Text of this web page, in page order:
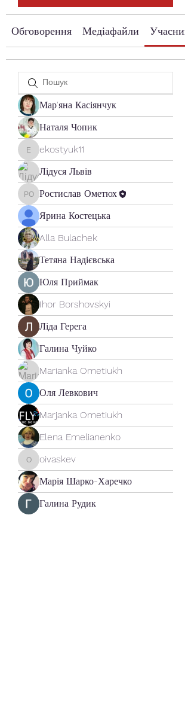
Обговорення Медіафайли Учасники
Мар'яна Касіянчук
Наталя Чопик
ekostyuk11
ekostyuk11
Лідуся Львів
Ростислав Ометюх
Ростислав Ометюх
Ярина Костецька
Alla Bulachek
Тетяна Надієвська
Юля Приймак
Ihor Borshovskyi
Ліда Герега
Галина Чуйко
Marianka Ometiukh
Оля Левкович
Marjanka Ometiukh
Elena Emelianenko
oivaskev
oivaskev
Марія Шарко-Харечко
Галина Рудик